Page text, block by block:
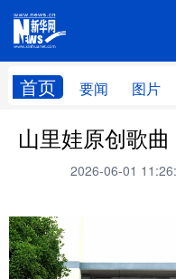
首页 要闻 图片
山里娃原创歌
2026-06-01